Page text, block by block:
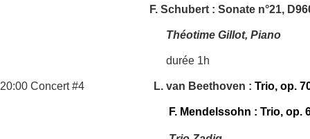
F. Schubert : Sonate n°21,
Théotime Gillot, Piano
durée 1h
20:00 Concert #4 L. van Beethoven : Trio, op.
F. Mendelssohn : Trio, op.